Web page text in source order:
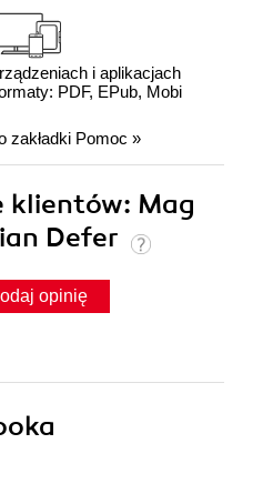
i aplikacjach
PDF, EPub, Mobi
zakładki Pomoc »
klientów: Mag
Defer
opinię